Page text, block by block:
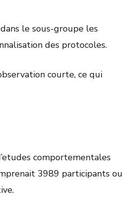
le sous-groupe les
des protocoles.
courte, ce qui
comportementales
3989 participants ou